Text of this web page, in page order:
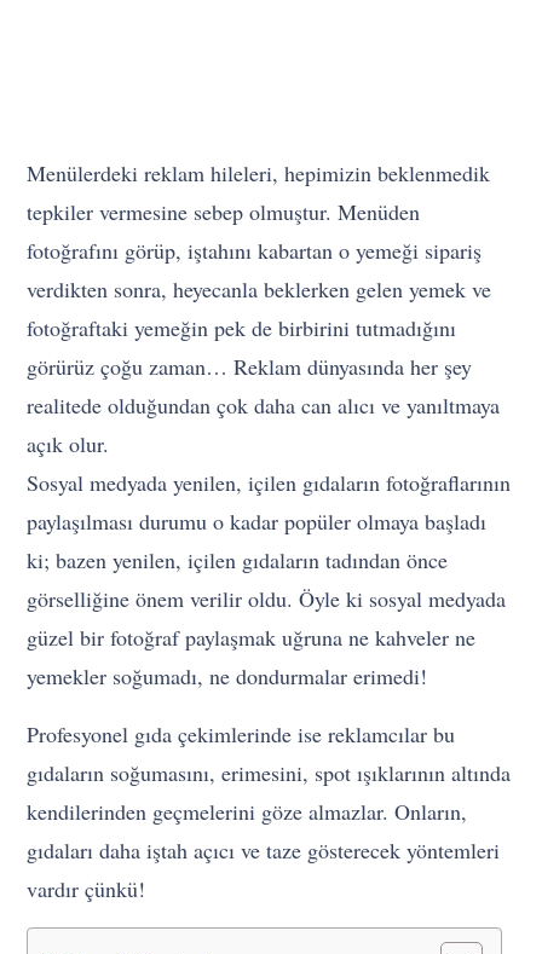
Menülerdeki reklam hileleri, hepimizin beklenmedik
tepkiler vermesine sebep olmuştur. Menüden
fotoğrafını görüp, iştahını kabartan o yemeği sipariş
verdikten sonra, heyecanla beklerken gelen yemek ve
fotoğraftaki yemeğin pek de birbirini tutmadığını
görürüz çoğu zaman… Reklam dünyasında her şey
realitede olduğundan çok daha can alıcı ve yanıltmaya
açık olur.
Sosyal medyada yenilen, içilen gıdaların fotoğraflarının
paylaşılması durumu o kadar popüler olmaya başladı
ki; bazen yenilen, içilen gıdaların tadından önce
görselliğine önem verilir oldu. Öyle ki sosyal medyada
güzel bir fotoğraf paylaşmak uğruna ne kahveler ne
yemekler soğumadı, ne dondurmalar erimedi!
Profesyonel gıda çekimlerinde ise reklamcılar bu
gıdaların soğumasını, erimesini, spot ışıklarının altında
kendilerinden geçmelerini göze almazlar. Onların,
gıdaları daha iştah açıcı ve taze gösterecek yöntemleri
vardır çünkü!